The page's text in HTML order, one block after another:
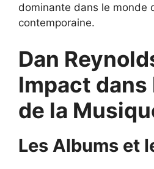
dominante dans le monde
contemporaine.
Dan
Impact dans
de la
Les Albums et